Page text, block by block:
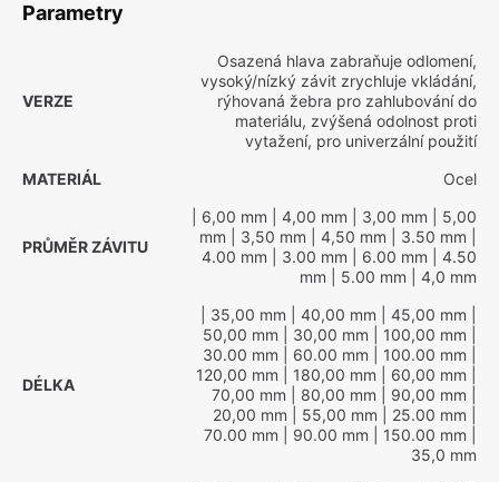
Parametry
VERZE
Osazená hlava zabraňuje odlomení,
vysoký/nízký závit zrychluje vkládání,
rýhovaná žebra pro zahlubování do
materiálu, zvýšená odolnost proti
vytažení, pro univerzální použití
MATERIÁL
Ocel
PRŮMĚR ZÁVITU
| 6,00 mm | 4,00 mm | 3,00 mm | 5,00
mm | 3,50 mm | 4,50 mm | 3.50 mm
4.00 mm | 3.00 mm | 6.00 mm | 4.50
mm | 5.00 mm | 4,0 mm
DÉLKA
| 35,00 mm | 40,00 mm | 45,00 mm
50,00 mm | 30,00 mm | 100,00 mm
30.00 mm | 60.00 mm | 100.00 mm
120,00 mm | 180,00 mm | 60,00 mm
70,00 mm | 80,00 mm | 90,00 mm
20,00 mm | 55,00 mm | 25.00 mm
70.00 mm | 90.00 mm | 150.00 mm
35,0 mm